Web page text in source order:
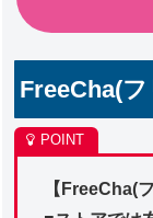
FreeCha(
【FreeCha(